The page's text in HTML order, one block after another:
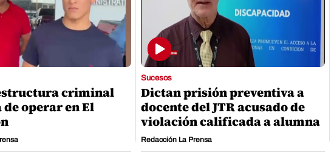
criminal
operar en El
Sucesos
Dictan prisión preventiva a
docente del JTR acusado de
violación calificada a alumna
Redacción La Prensa